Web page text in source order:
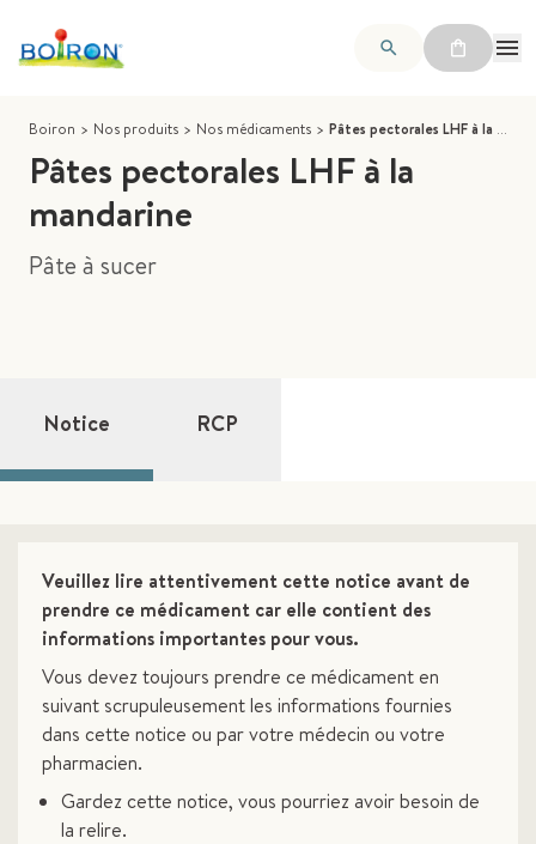
Boiron > Nos produits > Nos médicaments > Pâtes pectorales LHF à la mandarine
Pâtes pectorales LHF à la
mandarine
Pâte à sucer
Notice RCP
Veuillez lire attentivement cette notice avant de
prendre ce médicament car elle contient des
informations importantes pour vous.
Vous devez toujours prendre ce médicament en
suivant scrupuleusement les informations fournies
dans cette notice ou par votre médecin ou votre
pharmacien.
Gardez cette notice, vous pourriez avoir besoin de
la relire.